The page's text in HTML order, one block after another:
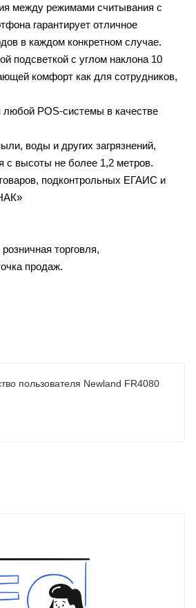
между режимами считывания с
гарантирует отличное
в каждом конкретном случае.
подсветкой с углом наклона 10
комфорт как для сотрудников,
POS-системы в качестве
воды и других загрязнений,
с высоты не более 1,2 метров.
подконтрольных ЕГАИС и
торговля,
продаж.
пользователя Newland FR4080